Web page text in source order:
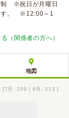
※祝日が月曜日
す。 ※12:00～1
（関係者の方へ）
地図
[7月: 159 | 6月: 213 ]